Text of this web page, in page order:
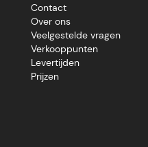
Contact
Over ons
Veelgestelde vragen
Verkooppunten
Levertijden
Prijzen